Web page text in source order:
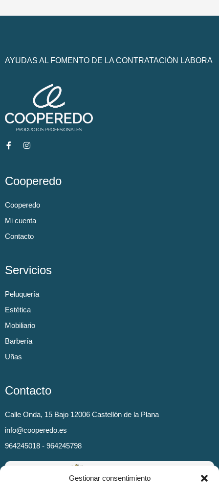
Gestionar consentimiento
AYUDAS AL FOMENTO DE LA CONTRATACIÓN LABORA
Cooperedo
Cooperedo
Mi cuenta
Contacto
Servicios
Peluquería
Estética
Mobiliario
Barbería
Uñas
Contacto
Calle Onda, 15 Bajo 12006 Castellón de la Plana
info@cooperedo.es
964245018 - 964245798